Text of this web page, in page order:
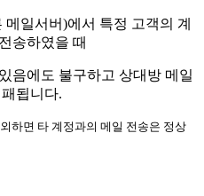
일서버)에서 특정 고객의 계
송하였을 때
음에도 불구하고 상대방 메일
됩니다.
하면 타 계정과의 메일 전송은 정상